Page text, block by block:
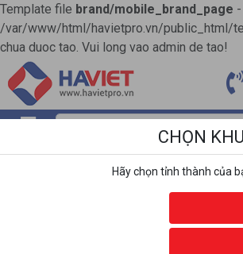
Template file brand/mobile_brand_page
/var/www/html/havietpro.vn/public_html/
chua duoc tao. Vui long vao admin de tao!
CHỌN
Hãy chọn tỉnh thành của